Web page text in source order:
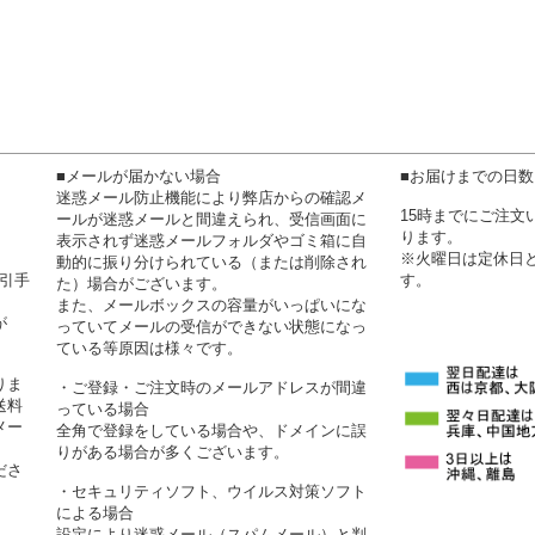
手
ま
料
ー
さ
■メールが届かない場合
迷惑メール防止機能により弊店からの確認メ
ールが迷惑メールと間違えられ、受信画面に
表示されず迷惑メールフォルダやゴミ箱に自
動的に振り分けられている（または削除され
た）場合がございます。
また、メールボックスの容量がいっぱいにな
っていてメールの受信ができない状態になっ
ている等原因は様々です。
・ご登録・ご注文時のメールアドレスが間違
っている場合
全角で登録をしている場合や、ドメインに誤
りがある場合が多くございます。
・セキュリティソフト、ウイルス対策ソフト
による場合
■お届けまでの日
15時までにご注文
ります。
※火曜日は定休日
す。